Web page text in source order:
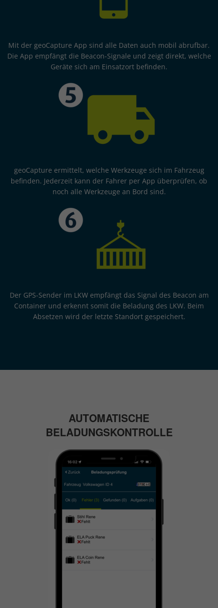
Mit der geoCapture App sind alle Daten auch mobil abrufbar.
Die App empfängt die Beacon-Signale und zeigt direkt, welche
Geräte sich am Einsatzort befinden.
geoCapture ermittelt, welche Werkzeuge sich im Fahrzeug
befinden. Jederzeit kann der Fahrer per App überprüfen, ob
noch alle Werkzeuge an Bord sind.
Der GPS-Sender im LKW empfängt das Signal des Beacon am
Container und erkennt somit die Beladung des LKW. Beim
Absetzen wird der letzte Standort gespeichert.
AUTOMATISCHE
BELADUNGSKONTROLLE